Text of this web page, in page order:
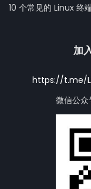
10 个常见的 Linux 终
加
https://t.me/
微信公众